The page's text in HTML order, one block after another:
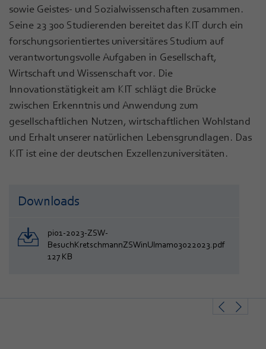
sowie Geistes- und Sozialwissenschaften zusammen.
Seine 23 300 Studierenden bereitet das KIT durch ein
forschungsorientiertes universitäres Studium auf
verantwortungsvolle Aufgaben in Gesellschaft,
Wirtschaft und Wissenschaft vor. Die
Innovationstätigkeit am KIT schlägt die Brücke
zwischen Erkenntnis und Anwendung zum
gesellschaftlichen Nutzen, wirtschaftlichen Wohlstand
und Erhalt unserer natürlichen Lebensgrundlagen. Das
KIT ist eine der deutschen Exzellenzuniversitäten.
Downloads
pi01-2023-ZSW-
BesuchKretschmannZSWinUlmam03022023.pdf
127 KB